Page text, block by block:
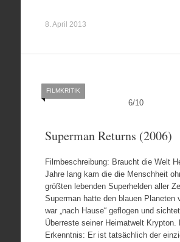
8. April 2013
6/10
FILMKRITIK
Superman Returns (2006)
Filmbeschreibung: Braucht die Welt
Jahre lang kam die die Menschheit
größten lebenden Superhelden aller
Superman hatte den blauen Planeten
war „nach Hause“ geflogen und
Überreste seiner Heimatwelt Krypton.
Erkenntnis: Er ist tatsächlich der